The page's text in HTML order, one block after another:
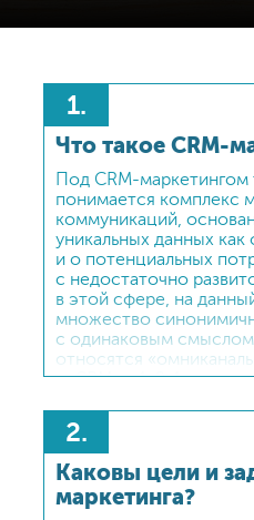
1.
Что такое CRM-
Под CRM-
понимается комплекс
коммуникаций,
уникальных данных
и о потенциальных
с недостаточно
в этой сфере, на
множество
с одинаковым
относятся
«eCRM», «1-2-1
2.
Каковы цели и
маркетинга?